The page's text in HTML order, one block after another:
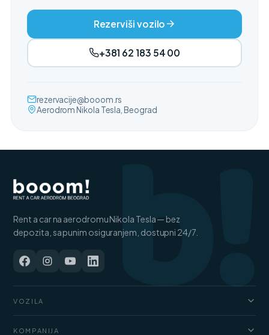
Rezerviši vozilo
+381 62 183 54 00
rezervacije@booom.rs
Aerodrom Nikola Tesla, Beogradb!
Rent a car na aerodromu Nikola Tesla — bez
depozita, sa punim osiguranjem, dostupni 24/7.
VOZILA
KOMPANIJA